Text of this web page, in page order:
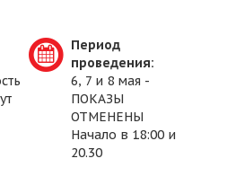
Период
проведения:
6, 7 и 8 мая -
ПОКАЗЫ
ОТМЕНЕНЫ
Начало в 18:00 и
20.30